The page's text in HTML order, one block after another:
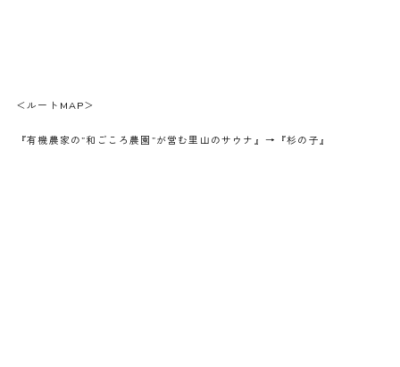
＜ルートMAP＞
『有機農家の”和ごころ農園”が営む里山のサウナ』→『杉の子』